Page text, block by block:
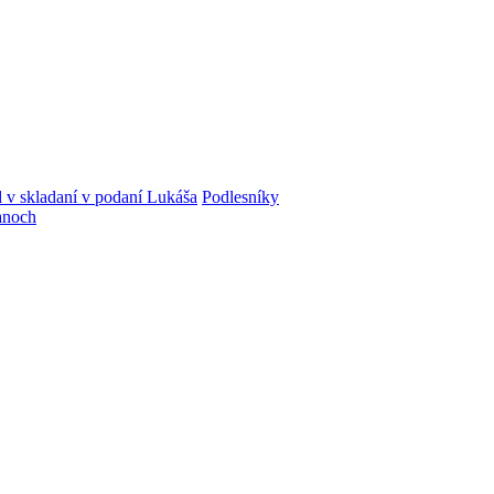
skladaní v podaní Lukáša Podlesníky